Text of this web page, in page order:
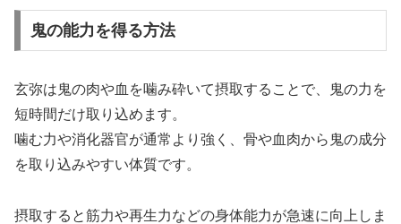
鬼の能力を得る方法
玄弥は鬼の肉や血を噛み砕いて摂取することで、鬼の力を
短時間だけ取り込めます。
噛む力や消化器官が通常より強く、骨や血肉から鬼の成分
を取り込みやすい体質です。
摂取すると筋力や再生力などの身体能力が急速に向上しま